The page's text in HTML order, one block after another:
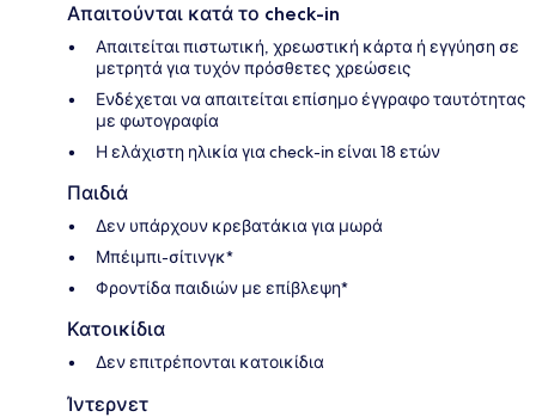
Απαιτούνται κατά το check-in
Απαιτείται πιστωτική, χρεωστική κάρτα ή εγγύηση σε
μετρητά για τυχόν πρόσθετες χρεώσεις
Ενδέχεται να απαιτείται επίσημο έγγραφο ταυτότητας
με φωτογραφία
Η ελάχιστη ηλικία για check-in είναι 18 ετών
Παιδιά
Δεν υπάρχουν κρεβατάκια για μωρά
Μπέιμπι-σίτινγκ*
Φροντίδα παιδιών με επίβλεψη*
Κατοικίδια
Δεν επιτρέπονται κατοικίδια
Ίντερνετ